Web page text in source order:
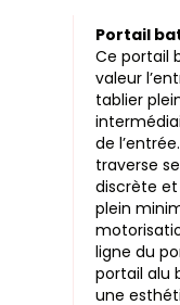
Portail
Ce portail
valeur
tablier
de
traverse
discrète et
plein
ligne du
portail alu
une